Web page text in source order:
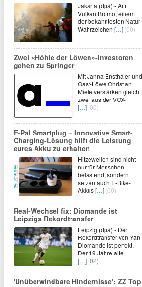
Jakarta (dpa) - Am
Vulkan Bromo, einem
der bekanntesten Natur-
Wahrzeichen […] (00)
Zwei «Höhle der Löwen»-Investoren
gehen zu Springer
Mit Janna Ensthaler und
Gast-Löwe Christian
Miele verstärken gleich
zwei aus der VOX-
[…] (00)
E-Pal Smartplug – Innovative Smart-
Charging-Lösung hilft die Leistung
eures Akku zu erhalten
Hitzewellen sind nicht
nur für Menschen
belastend, sondern
setzen auch E-Bike-
Akkus[…] (00)
Real-Wechsel fix: Diomande ist
Leipzigs Rekordtransfer
Leipzig (dpa) - Der
Rekordtransfer von Yan
Diomande ist perfekt.
Der 19 Jahre alte
[…] (02)
'Unüberwindbare Hindernisse': ZZ Top